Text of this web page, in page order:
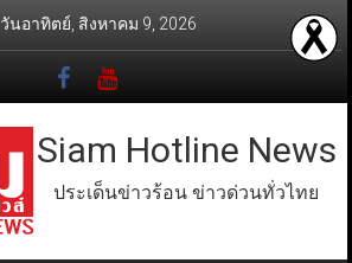
วันอาทิตย์, สิงหาคม 9, 2026
Siam Hotline News
ประเด็นข่าวร้อน ข่าวด่วนทั่วไทย